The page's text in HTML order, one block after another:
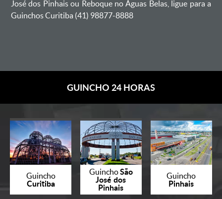
José dos Pinhais ou Reboque no Águas Belas, ligue para a
Guinchos Curitiba (41) 98877-8888
GUINCHO 24 HORAS
Guincho
Curitiba
GuinchoSão
José dos
Pinhais
Guincho
Pinhais